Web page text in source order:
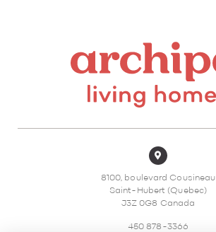
8100, boulevard Cousineau
Saint-Hubert (Quebec)
J3Z 0G8 Canada
450 878-3366